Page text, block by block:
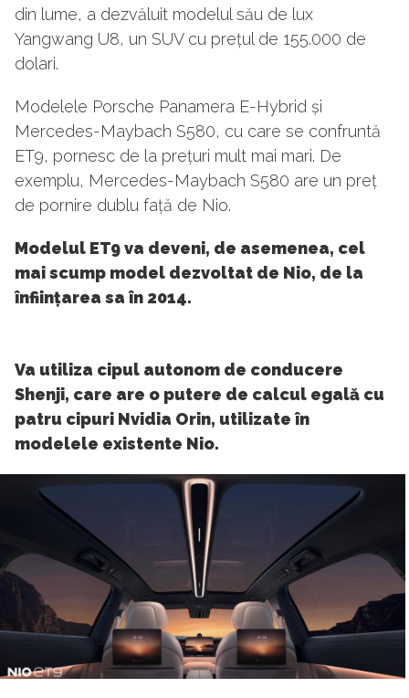
din lume, a dezvăluit modelul său de lux
Yangwang U8, un SUV cu prețul de 155.000 de
dolari.
Modelele Porsche Panamera E-Hybrid și
Mercedes-Maybach S580, cu care se confruntă
ET9, pornesc de la prețuri mult mai mari. De
exemplu, Mercedes-Maybach S580 are un preț
de pornire dublu față de Nio.
Modelul ET9 va deveni, de asemenea, cel
mai scump model dezvoltat de Nio, de la
înființarea sa în 2014.
Va utiliza cipul autonom de conducere
Shenji, care are o putere de calcul egală cu
patru cipuri Nvidia Orin, utilizate în
modelele existente Nio.